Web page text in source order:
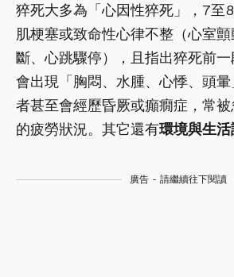
猝死大多為「心因性猝死」，7至
肌梗塞或致命性心律不整（心室
斷、心跳驟停），且指出猝死前
會出現「胸悶、水腫、心悸、頭
者甚至會經歷昏厥或癲癇症，常
的疲勞狀況。其它還有環境與生活
廣告 - 請繼續往下閱讀